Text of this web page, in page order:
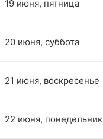
19 июня, пятница
20 июня, суббота
21 июня, воскресенье
22 июня, понедельник